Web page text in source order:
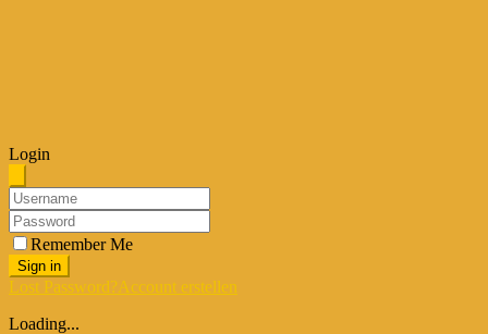
Login
Remember Me
Sign in
Lost Password?Account erstellen
Loading...